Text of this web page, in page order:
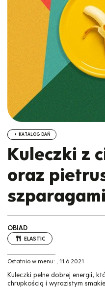
KATALOG DAŃ
Kuleczki z
oraz
OBIAD
ELASTIC
Ostatnio w menu: , 11.6.2021
Kuleczki pełne dobrej energii,
chrupkością i wyrazistym